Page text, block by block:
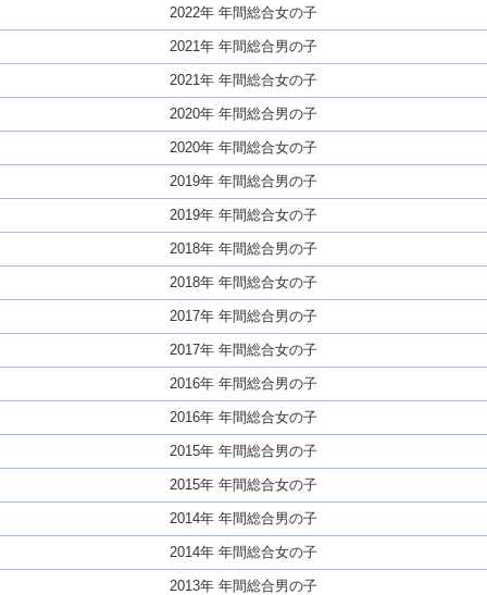
2022年 年間総合女の子
2021年 年間総合男の子
2021年 年間総合女の子
2020年 年間総合男の子
2020年 年間総合女の子
2019年 年間総合男の子
2019年 年間総合女の子
2018年 年間総合男の子
2018年 年間総合女の子
2017年 年間総合男の子
2017年 年間総合女の子
2016年 年間総合男の子
2016年 年間総合女の子
2015年 年間総合男の子
2015年 年間総合女の子
2014年 年間総合男の子
2014年 年間総合女の子
2013年 年間総合男の子